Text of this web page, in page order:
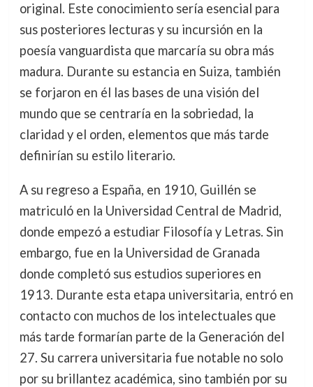
original. Este conocimiento sería esencial para
sus posteriores lecturas y su incursión en la
poesía vanguardista que marcaría su obra más
madura. Durante su estancia en Suiza, también
se forjaron en él las bases de una visión del
mundo que se centraría en la sobriedad, la
claridad y el orden, elementos que más tarde
definirían su estilo literario.
A su regreso a España, en 1910, Guillén se
matriculó en la Universidad Central de Madrid,
donde empezó a estudiar Filosofía y Letras. Sin
embargo, fue en la Universidad de Granada
donde completó sus estudios superiores en
1913. Durante esta etapa universitaria, entró en
contacto con muchos de los intelectuales que
más tarde formarían parte de la Generación del
27. Su carrera universitaria fue notable no solo
por su brillantez académica, sino también por su